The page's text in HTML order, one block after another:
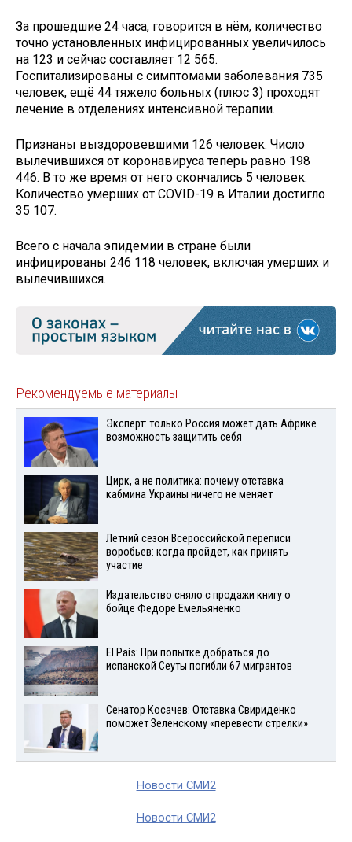
За прошедшие 24 часа, говорится в нём, количество
точно установленных инфицированных увеличилось
на 123 и сейчас составляет 12 565.
Госпитализированы с симптомами заболевания 735
человек, ещё 44 тяжело больных (плюс 3) проходят
лечение в отделениях интенсивной терапии.
Признаны выздоровевшими 126 человек. Число
вылечившихся от коронавируса теперь равно 198
446. В то же время от него скончались 5 человек.
Количество умерших от COVID-19 в Италии достигло
35 107.
Всего с начала эпидемии в стране были
инфицированы 246 118 человек, включая умерших и
вылечившихся.
Рекомендуемые материалы
Эксперт: только Россия может дать Африке
возможность защитить себя
Цирк, а не политика: почему отставка
кабмина Украины ничего не меняет
Летний сезон Всероссийской переписи
воробьев: когда пройдет, как принять
участие
Издательство сняло с продажи книгу о
бойце Федоре Емельяненко
El País: При попытке добраться до
испанской Сеуты погибли 67 мигрантов
Сенатор Косачев: Отставка Свириденко
поможет Зеленскому «перевести стрелки»
Новости СМИ2
Новости СМИ2